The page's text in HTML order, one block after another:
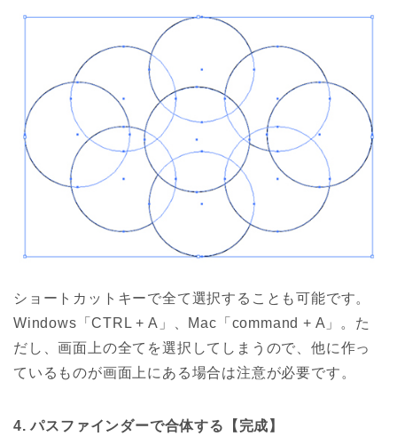
ショートカットキーで全て選択することも可能です。
Windows「CTRL + A」、Mac「command + A」。た
だし、画面上の全てを選択してしまうので、他に作っ
ているものが画面上にある場合は注意が必要です。
4. パスファインダーで合体する【完成】